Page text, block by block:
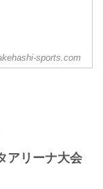
sports.com
アリーナ大会